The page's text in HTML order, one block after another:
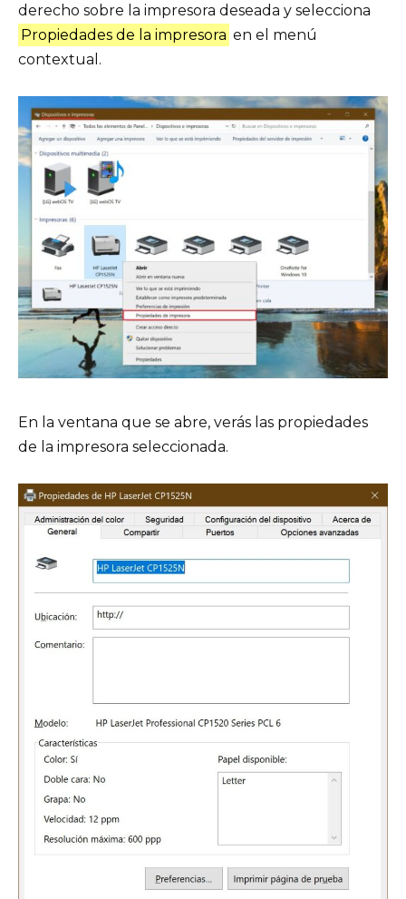
derecho sobre la impresora deseada y selecciona
Propiedades de la impresora en el menú
contextual.
En la ventana que se abre, verás las propiedades
de la impresora seleccionada.